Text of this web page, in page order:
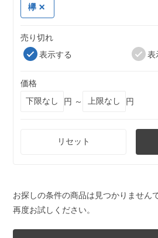
欅
売り切れ
表示する
表
価格
円 ～
円
リセット
お探しの条件の商品は見つかりません
再度お試しください。